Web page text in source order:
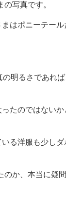
写真です。
はポニーテー
明るさであれ
たのではない
る洋服も少し
か、本当に疑問